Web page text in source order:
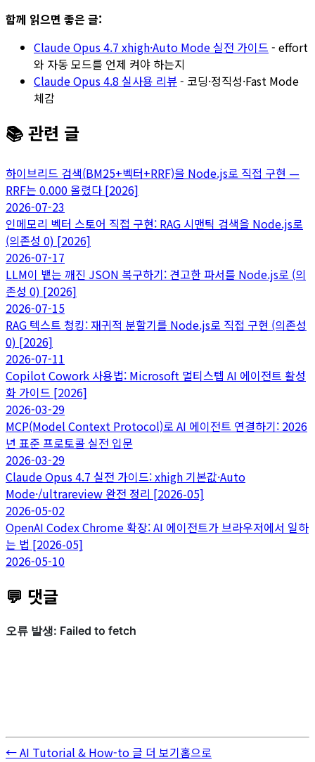
함께 읽으면 좋은 글:
Claude Opus 4.7 xhigh·Auto Mode 실전 가이드 - effort
와 자동 모드를 언제 켜야 하는지
Claude Opus 4.8 실사용 리뷰- 코딩·정직성·Fast Mode
체감
📚 관련 글
하이브리드 검색(BM25+벡터+RRF)을 Node.js로 직접 구현 —
RRF는 0.000 올렸다 [2026]
2026-07-23
인메모리 벡터 스토어 직접 구현: RAG 시맨틱 검색을 Node.js로
(의존성 0) [2026]
2026-07-17
LLM이 뱉는 깨진 JSON 복구하기: 견고한 파서를 Node.js로 (의
존성 0) [2026]
2026-07-15
RAG 텍스트 청킹: 재귀적 분할기를 Node.js로 직접 구현 (의존성
0) [2026]
2026-07-11
Copilot Cowork 사용법: Microsoft 멀티스텝 AI 에이전트 활성
화 가이드 [2026]
2026-03-29
MCP(Model Context Protocol)로 AI 에이전트 연결하기: 2026
년 표준 프로토콜 실전 입문
2026-03-29
Claude Opus 4.7 실전 가이드: xhigh 기본값·Auto
Mode·/ultrareview 완전 정리 [2026-05]
2026-05-02
OpenAI Codex Chrome 확장: AI 에이전트가 브라우저에서 일하
는 법 [2026-05]
2026-05-10
💬 댓글
← AI Tutorial & How-to 글 더 보기홈으로